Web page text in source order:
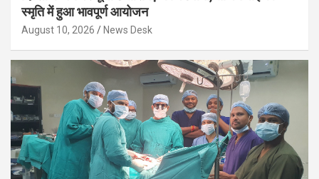
स्मृति में हुआ भावपूर्ण आयोजन
August 10, 2026 News Desk